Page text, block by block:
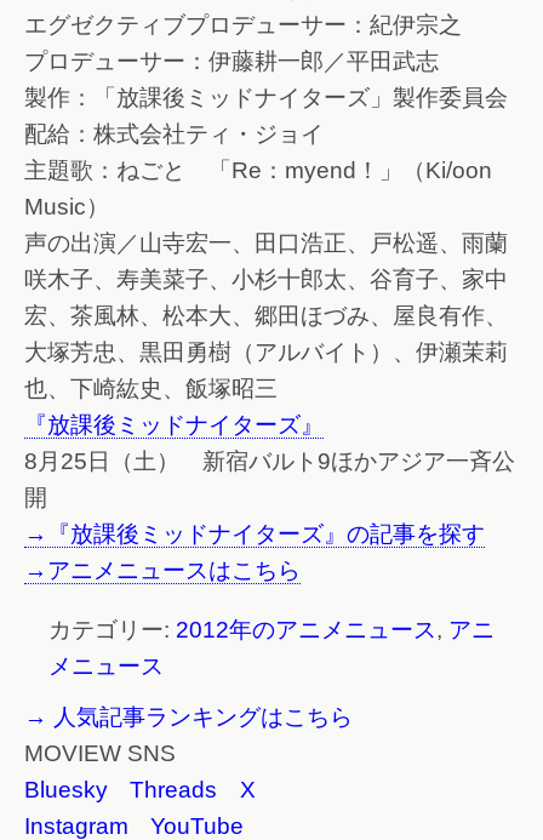
エグゼクティブプロデューサー：紀伊宗之
プロデューサー：伊藤耕一郎／平田武志
製作：「放課後ミッドナイターズ」製作委員会
配給：株式会社ティ・ジョイ
主題歌：ねごと 「Re：myend！」（Ki/oon
Music）
声の出演／山寺宏一、田口浩正、戸松遥、雨蘭
咲木子、寿美菜子、小杉十郎太、谷育子、家中
宏、茶風林、松本大、郷田ほづみ、屋良有作、
大塚芳忠、黒田勇樹（アルバイト）、伊瀬茉莉
也、下崎紘史、飯塚昭三
『放課後ミッドナイターズ』
8月25日（土） 新宿バルト9ほかアジア一斉公
開
→『放課後ミッドナイターズ』の記事を探す
→アニメニュースはこちら
カテゴリー: 2012年のアニメニュース, アニ
メニュース
→ 人気記事ランキングはこちら
MOVIEW SNS
Bluesky
Threads
X
Instagram
YouTube